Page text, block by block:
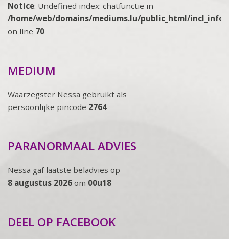
Notice: Undefined index: chatfunctie in
/home/web/domains/mediums.lu/public_html/
on line 70
MEDIUM
Waarzegster Nessa gebruikt als
persoonlijke pincode 2764
PARANORMAAL ADVIES
Nessa gaf laatste beladvies op
8 augustus 2026 om 00u18
DEEL OP FACEBOOK